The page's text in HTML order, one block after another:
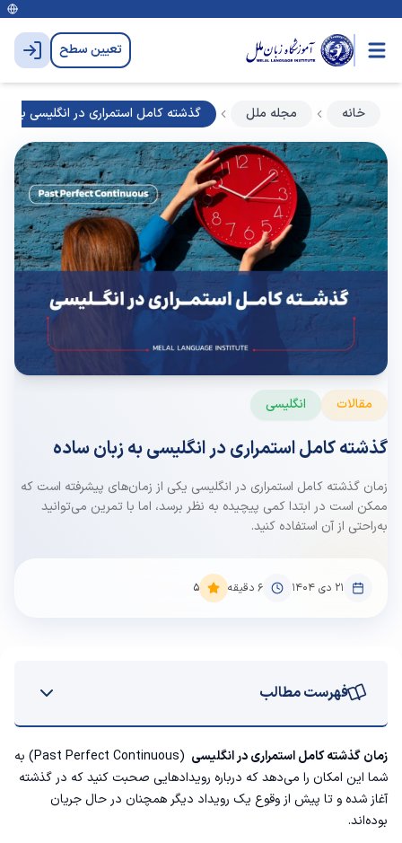
تعیین سطح
خانه مجله ملل گذشته کامل استمراری در انگلیسی به
مقالات انگلیسی
گذشته کامل استمراری در انگلیسی به زبان ساده
زمان گذشته کامل استمراری در انگلیسی یکی از زمان‌های پیشرفته است که
ممکن است در ابتدا کمی پیچیده به نظر برسد، اما با تمرین می‌توانید
به‌راحتی از آن استفاده کنید.
۲۱ دی ۱۴۰۴ 6 دقیقه 5
فهرست مطالب
آشنایی با زمان گذشته کامل استمراری در زبان انگلیسی
گرامر گذشته کامل استمراری با مثال
زمان گذشته کامل استمراری در انگلیسی
(Past Perfect Continuous) به
شما این امکان را می‌دهد که درباره رویدادهایی صحبت کنید که در گذشته
آغاز شده و تا پیش از وقوع یک رویداد دیگر همچنان در حال جریان
بوده‌اند.